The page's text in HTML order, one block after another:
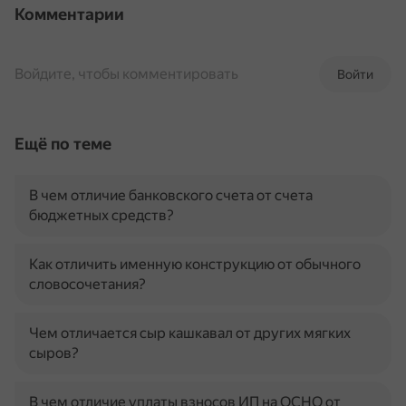
Комментарии
Войти
Войдите, чтобы комментировать
Ещё по теме
В чем отличие банковского счета от счета
бюджетных средств?
Как отличить именную конструкцию от обычного
словосочетания?
Чем отличается сыр кашкавал от других мягких
сыров?
В чем отличие уплаты взносов ИП на ОСНО от